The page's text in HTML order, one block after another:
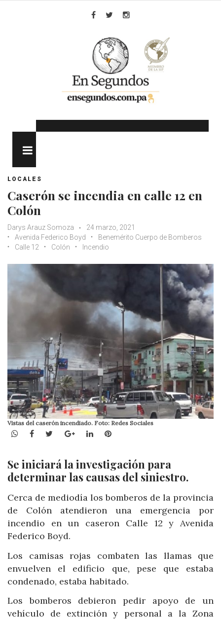
LOCALES
Caserón se incendia en calle 12 en
Colón
Darys Arauz Somoza
24 marzo, 2021
Avenida Federico Boyd
Benemérito Cuerpo de Bomberos
Calle 12
Colón Incendio
Vistas del caserón incendiado. Foto: Redes Sociales
WhatsApp
Facebook
TwitterGoogle+LinkedInPinterest
Se iniciará la investigación para
determinar las causas del siniestro.
Cerca de mediodía los bomberos de la provincia
de Colón atendieron una emergencia por
incendio en un caseron Calle 12 y Avenida
Federico Boyd.
Los camisas rojas combaten las llamas que
envuelven el edificio que, pese que estaba
condenado, estaba habitado.
Los bomberos debieron pedir apoyo de un
vehículo de extinción y personal a la Zona